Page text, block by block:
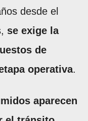
desde el
se exige la
de
operativa.
aparecen